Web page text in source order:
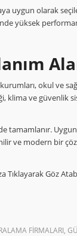
uygun olarak
yüksek
okul ve
klima ve güvenlik
tamamlanır.
ve modern bir
Tıklayarak Göz
FIRMALARI